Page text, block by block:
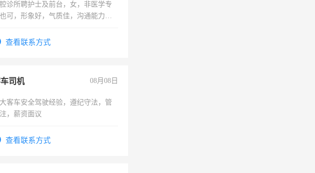
诊所聘护士及前台，女，非医学专
可，形象好，气质佳，沟通能力
查看联系方式
司机 08月08日
客车安全驾驶经验，遵纪守法，管
，薪资面议
查看联系方式